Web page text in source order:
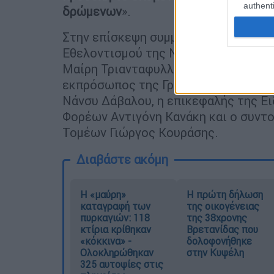
δρώμενων».
Στην επίσκεψη συμμετείχαν,
Εθελοντισμού της ΝΔ Πίστη
Μαίρη Τριανταφυλλοπούλου, το
εκπρόσωπος της Γραμματείας
Νάνσυ Δάβαλου, η επικεφαλής της
Φορέων Αντιγόνη Κανάκη και ο
Τομέων Γιώργος Κουράσης.
Διαβάστε ακόμη
Η «μαύρη»
καταγραφή των
πυρκαγιών: 118
κτίρια κρίθηκαν
«κόκκινα» -
Ολοκληρώθηκαν
325 αυτοψίες στις
Η πρώτη δήλωση
της οικογένειας
της 38χρονης
Βρετανίδας που
δολοφονήθηκε
στην Κυψέλη